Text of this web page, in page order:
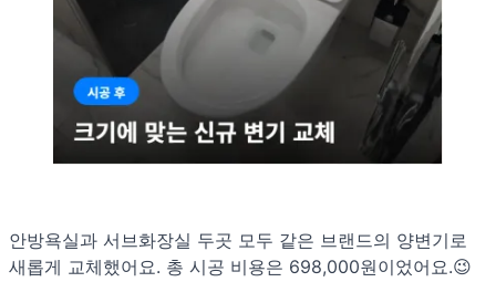
안방욕실과 서브화장실 두곳 모두 같은 브랜드의 양변기로
새롭게 교체했어요. 총 시공 비용은 698,000원이었어요.😉